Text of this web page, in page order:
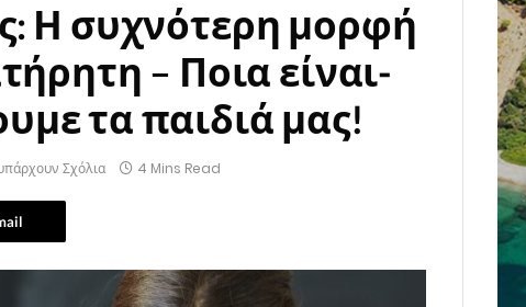
Η συχνότερη μορφή
– Ποια είναι-
τα παιδιά μας!
Σχόλια 4 Mins Read